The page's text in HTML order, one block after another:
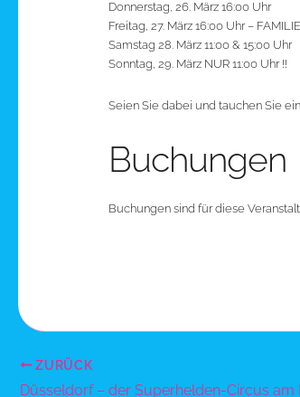
Donnerstag, 26. März 16:00 Uhr
Freitag, 27. März 16:00 Uhr –
Samstag 28. März 11:00 & 15:00 Uhr
Sonntag, 29. März NUR 11:00 Uhr !!
Seien Sie dabei und tauchen Sie
Buchungen
Buchungen sind für diese
ZURÜCK